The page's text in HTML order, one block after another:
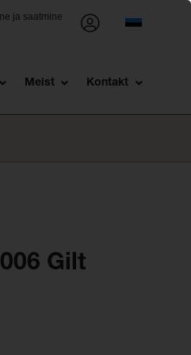
ja saatmine
Meist Kontakt
Gilt